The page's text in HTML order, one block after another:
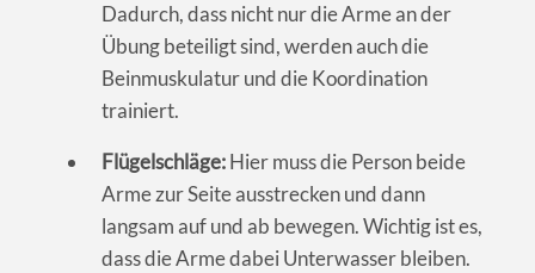
Dadurch, dass nicht nur die Arme an der
Übung beteiligt sind, werden auch die
Beinmuskulatur und die Koordination
trainiert.
Flügelschläge:Hier muss die Person beide
Arme zur Seite ausstrecken und dann
langsam auf und ab bewegen. Wichtig ist es,
dass die Arme dabei Unterwasser bleiben.